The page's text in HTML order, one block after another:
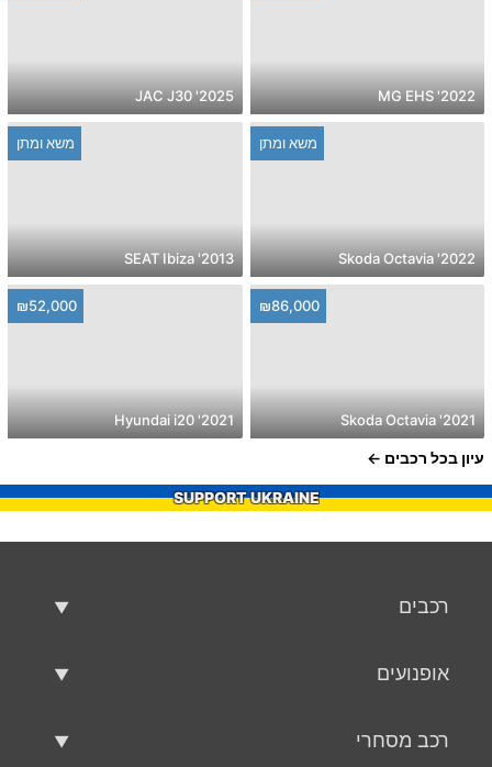
2022' MG EHS
2025' JAC J30
משא ומתן
2022' Skoda Octavia
משא ומתן
2013' SEAT Ibiza
₪86,000
2021' Skoda Octavia
₪52,000
2021' Hyundai i20
עיון בכל רכבים
SUPPORT UKRAINE
רכבים
אופנועים
רכב מסחרי